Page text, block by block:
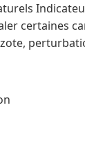
certaines